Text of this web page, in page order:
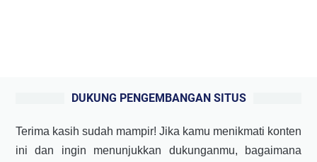
DUKUNG PENGEMBANGAN SITUS
Terima kasih sudah mampir! Jika kamu menikmati konten
ini dan ingin menunjukkan dukunganmu, bagaimana